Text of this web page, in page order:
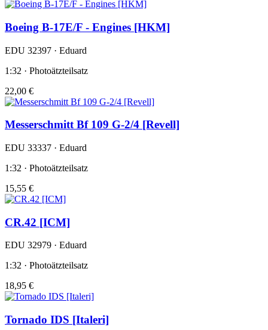
Boeing B-17E/F - Engines [HKM]
EDU 32397 · Eduard
1:32 · Photoätzteilsatz
22,00 €
Messerschmitt Bf 109 G-2/4 [Revell]
EDU 33337 · Eduard
1:32 · Photoätzteilsatz
15,55 €
CR.42 [ICM]
EDU 32979 · Eduard
1:32 · Photoätzteilsatz
18,95 €
Tornado IDS [Italeri]